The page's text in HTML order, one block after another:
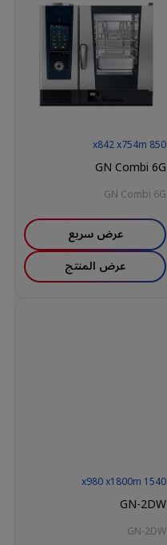
850
842x754m
GN Combi 6G
GN Combi 6G
عرض سريع
عرض المنتج
1540
980x1800m
GN-2DW
GN-2DW